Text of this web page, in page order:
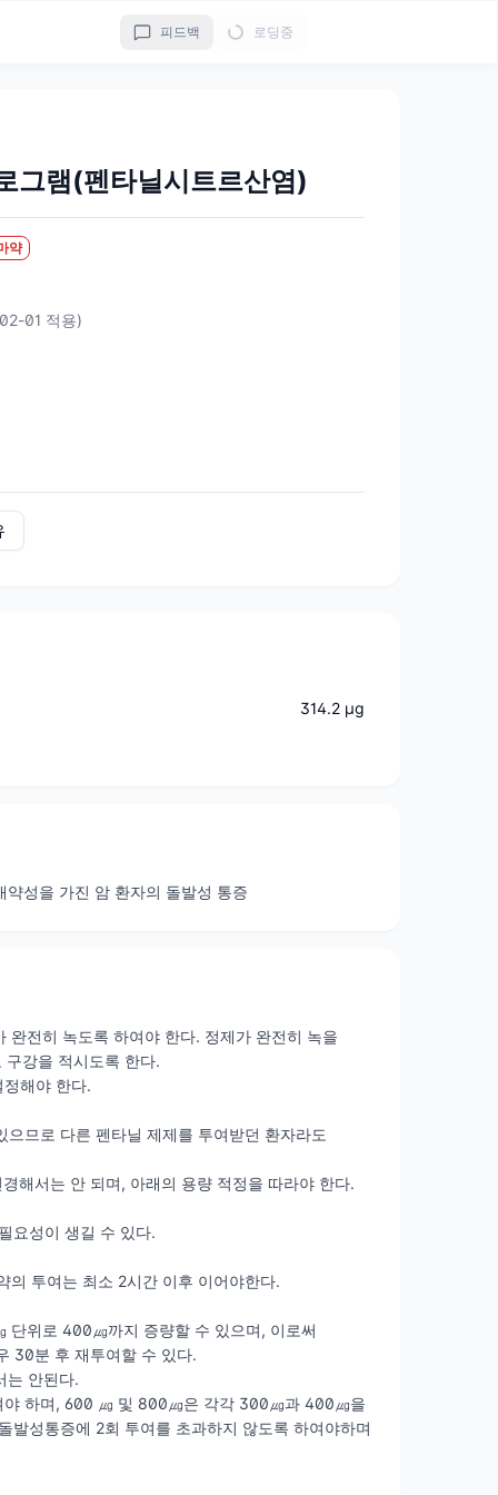
피드백 로딩중
그램(펜타닐시트르산염)
약
01 적용)
314.2 μg
성을 가진 암 환자의 돌발성 통증
전히 녹도록 하여야 한다. 정제가 완전히 녹을
강을 적시도록 한다.
해야 한다.
므로 다른 펜타닐 제제를 투여받던 환자라도
해서는 안 되며, 아래의 용량 적정을 따라야 한다.
요성이 생길 수 있다.
의 투여는 최소 2시간 이후 이어야한다.
단위로 400㎍까지 증량할 수 있으며, 이로써
30분 후 재투여할 수 있다.
는 안된다.
야 하며, 600 ㎍ 및 800㎍은 각각 300㎍과 400㎍을
성통증에 2회 투여를 초과하지 않도록 하여야하며